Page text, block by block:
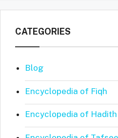
CATEGORIES
Blog
Encyclopedia of Fiqh
Encyclopedia of Hadith